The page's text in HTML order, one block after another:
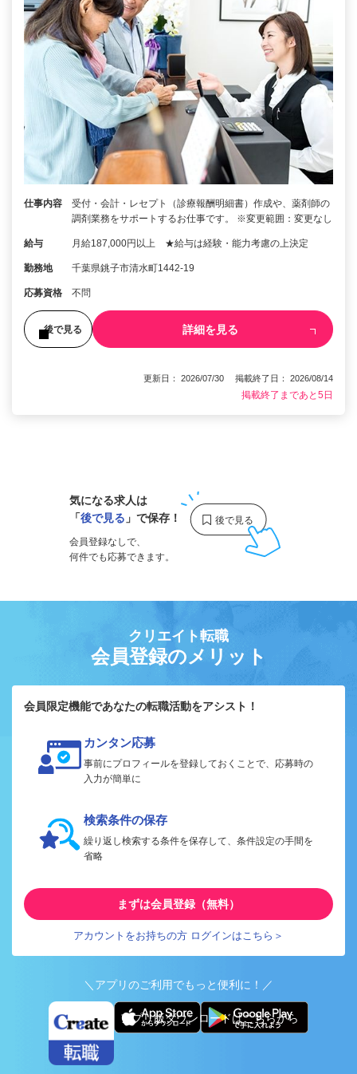
仕事内容
受付・会計・レセプト（診療報酬明細書）作成や、薬剤師の
調剤業務をサポートするお仕事です。 ※変更範囲：変更なし
給与 月給187,000円以上 ★給与は経験・能力考慮の上決定
勤務地 千葉県銚子市清水町1442-19
応募資格 不問
後で見る 詳細を見る
更新日： 2026/07/30 掲載終了日： 2026/08/14
掲載終了まであと5日
気になる求人は
「後で見る 」で保存！
会員登録なしで、
何件でも応募できます。
クリエイト転職
会員登録のメリット
会員限定機能であなたの転職活動をアシスト！
カンタン応募
事前にプロフィールを登録しておくことで、応募時の
入力が簡単に
検索条件の保存
繰り返し検索する条件を保存して、条件設定の手間を
省略
まずは会員登録（無料）
アカウントをお持ちの方 ログインはこちら＞
＼アプリのご利用でもっと便利に！／
アプリ版ダウンロードはこちらから